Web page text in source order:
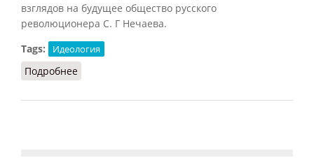
взглядов на будущее общество русского
революционера С. Г Нечаева.
Tags:
Идеология
Подробнее